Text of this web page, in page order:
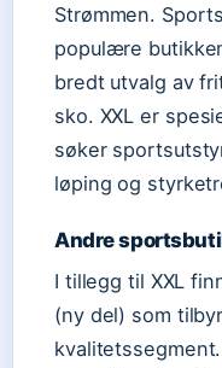
Strømmen.
populære
bredt utvalg av
sko. XXL er
søker
løping og
Andre
I tillegg til XXL
(ny del) som